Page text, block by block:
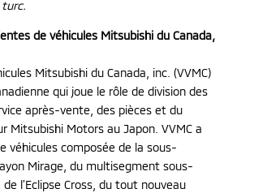
de véhicules Mitsubishi du Canada,
Mitsubishi du Canada, inc. (VVMC)
qui joue le rôle de division des
après-vente, des pièces et du
Mitsubishi Motors au Japon. VVMC a
véhicules composée de la sous-
Mirage, du multisegment sous-
l’Eclipse Cross, du tout nouveau